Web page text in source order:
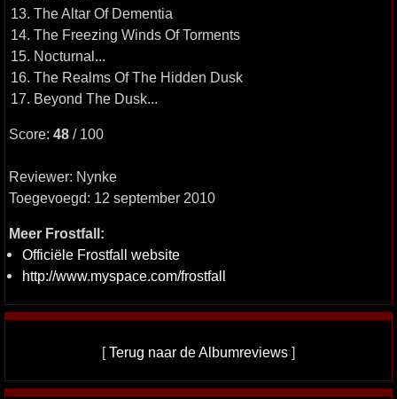
13. The Altar Of Dementia
14. The Freezing Winds Of Torments
15. Nocturnal...
16. The Realms Of The Hidden Dusk
17. Beyond The Dusk...
Score: 48 / 100
Reviewer: Nynke
Toegevoegd: 12 september 2010
Meer Frostfall:
Officiële Frostfall website
http://www.myspace.com/frostfall
[Terug naar de Albumreviews ]